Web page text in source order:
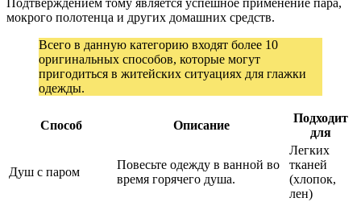
Подтверждением тому является успешное применение пара,
мокрого полотенца и других домашних средств.
Всего в данную категорию входят более 10
оригинальных способов, которые могут
пригодиться в житейских ситуациях для глажки
одежды.
Способ Описание
Подходит
для
Душ с паром
Повесьте одежду в ванной во
время горячего душа.
Легких
тканей
(хлопок,
лен)